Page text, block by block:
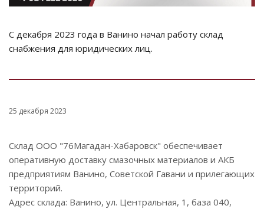
С декабря 2023 года в Ванино начал работу склад
снабжения для юридических лиц.
25 декабря 2023
Склад ООО "76Магадан-Хабаровск" обеспечивает
оперативную доставку смазочных материалов и АКБ
предприятиям Ванино, Советской Гавани и прилегающих
территорий.
Адрес склада: Ванино, ул. Центральная, 1, база 040,